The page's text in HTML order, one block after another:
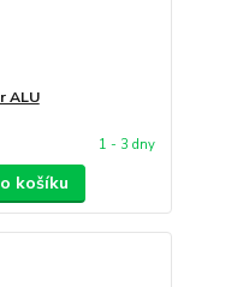
ALU
1 - 3 dny
košíku